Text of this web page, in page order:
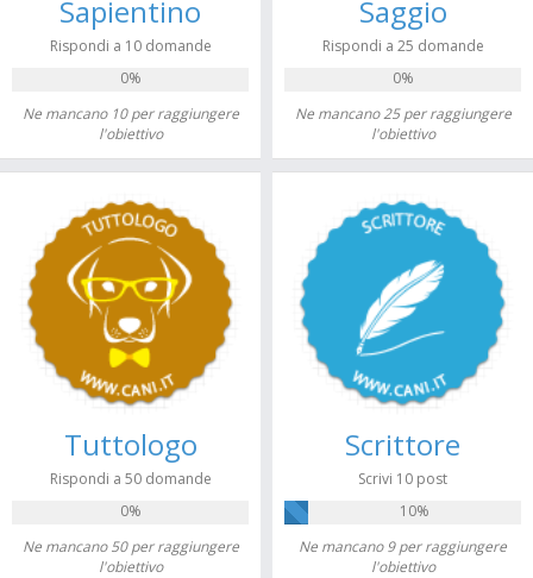
Sapientino
Rispondi a 10 domande
0%
Ne mancano 10 per raggiungere
l'obiettivo
Saggio
Rispondi a 25 domande
0%
Ne mancano 25 per raggiungere
l'obiettivo
Tuttologo
Rispondi a 50 domande
0%
Ne mancano 50 per raggiungere
l'obiettivo
Scrittore
Scrivi 10 post
10%
Ne mancano 9 per raggiungere
l'obiettivo